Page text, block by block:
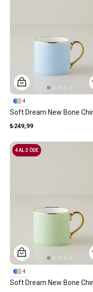
₺249,99
4
4
4 AL 3 ÖDE